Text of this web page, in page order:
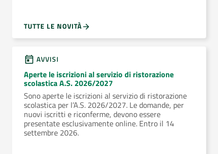
TUTTE LE NOVITÀ
AVVISI
Aperte le iscrizioni al servizio di ristorazione
scolastica A.S. 2026/2027
Sono aperte le iscrizioni al servizio di ristorazione
scolastica per l’A.S. 2026/2027. Le domande, per
nuovi iscritti e riconferme, devono essere
presentate esclusivamente online. Entro il 14
settembre 2026.